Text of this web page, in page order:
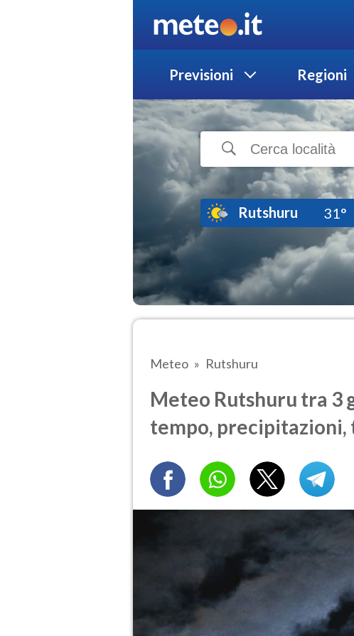
Previsioni Regioni
Rutshuru 31°
Meteo Rutshuru
Meteo Rutshuru tra 3
tempo,